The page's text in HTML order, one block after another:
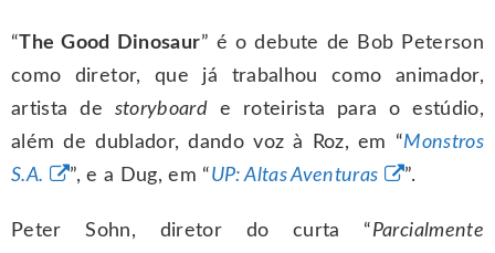
“ The Good Dinosaur” é o debute de Bob Peterson
como diretor, que já trabalhou como animador,
artista de storyboard e roteirista para o estúdio,
além de dublador, dando voz à Roz, em “Monstros
S.A.
”, e a Dug, em “UP: Altas Aventuras ”.
Peter Sohn, diretor do curta “Parcialmente